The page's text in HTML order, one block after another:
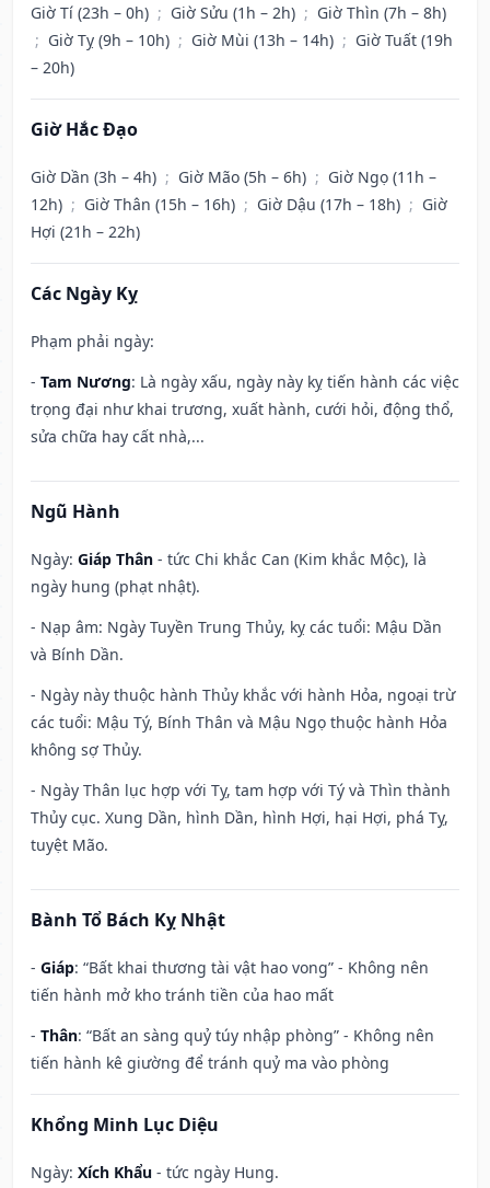
Giờ Tí (23h – 0h) ; Giờ Sửu (1h – 2h) ; Giờ Thìn (7h – 8h)
; Giờ Tỵ (9h – 10h) ; Giờ Mùi (13h – 14h) ; Giờ Tuất (19h
– 20h)
Giờ Hắc Đạo
Giờ Dần (3h – 4h) ; Giờ Mão (5h – 6h) ; Giờ Ngọ (11h –
12h) ; Giờ Thân (15h – 16h) ; Giờ Dậu (17h – 18h) ; Giờ
Hợi (21h – 22h)
Các Ngày Kỵ
Phạm phải ngày:
- Tam Nương: Là ngày xấu, ngày này kỵ tiến hành các việc
trọng đại như khai trương, xuất hành, cưới hỏi, động thổ,
sửa chữa hay cất nhà,...
Ngũ Hành
Ngày: Giáp Thân - tức Chi khắc Can (Kim khắc Mộc), là
ngày hung (phạt nhật).
- Nạp âm: Ngày Tuyền Trung Thủy, kỵ các tuổi: Mậu Dần
và Bính Dần.
- Ngày này thuộc hành Thủy khắc với hành Hỏa, ngoại trừ
các tuổi: Mậu Tý, Bính Thân và Mậu Ngọ thuộc hành Hỏa
không sợ Thủy.
- Ngày Thân lục hợp với Tỵ, tam hợp với Tý và Thìn thành
Thủy cục. Xung Dần, hình Dần, hình Hợi, hại Hợi, phá Tỵ,
tuyệt Mão.
Bành Tổ Bách Kỵ Nhật
- Giáp: “Bất khai thương tài vật hao vong” - Không nên
tiến hành mở kho tránh tiền của hao mất
- Thân: “Bất an sàng quỷ túy nhập phòng” - Không nên
tiến hành kê giường để tránh quỷ ma vào phòng
Khổng Minh Lục Diệu
Ngày: Xích Khẩu - tức ngày Hung.